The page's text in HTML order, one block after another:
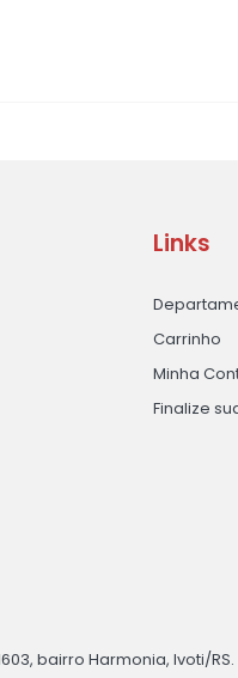
Links
Carrinho
Minha
Finalize
bairro Harmonia, Ivoti/RS.